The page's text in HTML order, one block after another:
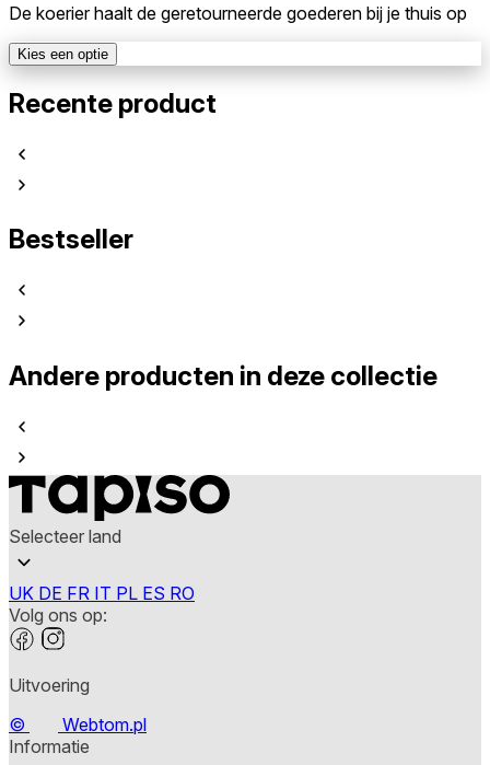
De koerier haalt de geretourneerde goederen bij je thuis op
Kies een optie
Recente product
Bestseller
Andere producten in deze collectie
Selecteer land
UK DE FR IT PL ES RO
Volg ons op:
Uitvoering
©
Webtom.pl
Informatie